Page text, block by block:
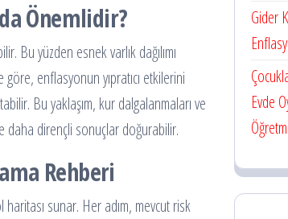
Önemlidir?
Bu yüzden esnek varlık dağılımı
enflasyonun yıpratıcı etkilerini
Bu yaklaşım, kur dalgalanmaları ve
daha dirençli sonuçlar doğurabilir.
Rehberi
sunar. Her adım, mevcut risk
Gider
Evde